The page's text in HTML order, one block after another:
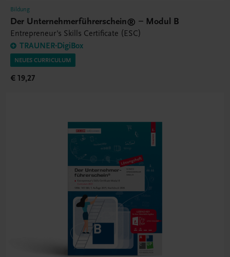
Bildung
Der Unternehmerführerschein® – Modul B
Entrepreneur's Skills Certificate (ESC)
TRAUNER-DigiBox
NEUES CURRICULUM
€ 19,27